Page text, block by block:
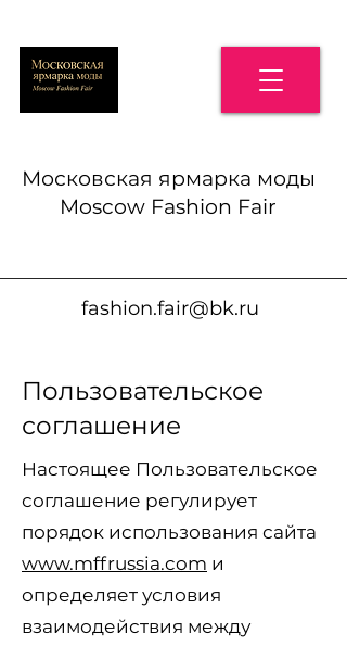
Московская ярмарка моды
Moscow Fashion Fair
fashion.fair@bk.ru
Пользовательское
соглашение
Настоящее Пользовательское
соглашение регулирует
порядок использования сайта
www.mffrussia.com и
определяет условия
взаимодействия между